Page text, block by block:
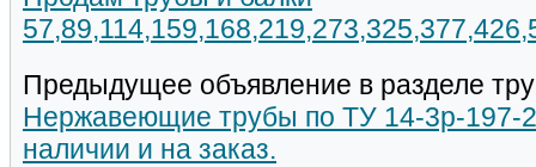
Предыдущее объявление в разделе
Нержавеющие трубы по ТУ 14-3р-197-
наличии и на заказ.